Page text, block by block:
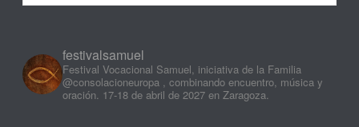
festivalsamuel
Festival Vocacional Samuel, iniciativa de la Familia
@consolacioneuropa , combinando encuentro, música y
oración. 17-18 de abril de 2027 en Zaragoza.